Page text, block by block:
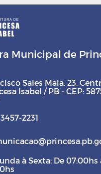
Municipal de
Sales Maia, 23,
Isabel / PB - CEP:
2231
à Sexta: De 07:00hs